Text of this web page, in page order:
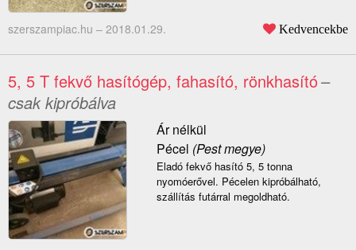
szerszampiac.hu – 2018.01.29. Kedvencekbe
5, 5 T fekvő hasítógép, fahasító, rönkhasító–
csak kipróbálva
Ár nélkül
Pécel (Pest megye)
Eladó fekvő hasító 5, 5 tonna
nyomóerővel. Pécelen kipróbálható,
szállítás futárral megoldható.